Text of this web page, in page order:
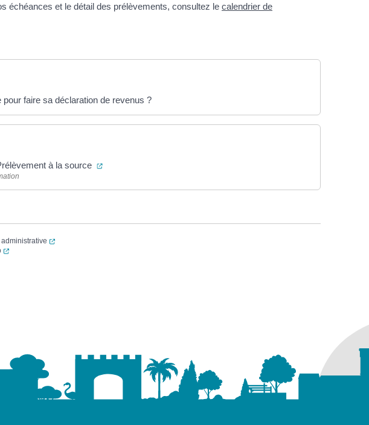
échéances et le détail des prélèvements, consultez le calendrier de
dans un nouvel onglet)
pour faire sa déclaration de revenus ?
à la source (ouverture dans un nouvel onglet)
(ouverture dans un nouvel onglet)
(ouverture dans un nouvel onglet)